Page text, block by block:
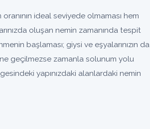
ideal seviyede olmaması hem
oluşan nemin zamanında tespit
başlaması; giysi ve eşyalarınızın da
geçilmezse zamanla solunum yolu
yapınızdaki alanlardaki nemin